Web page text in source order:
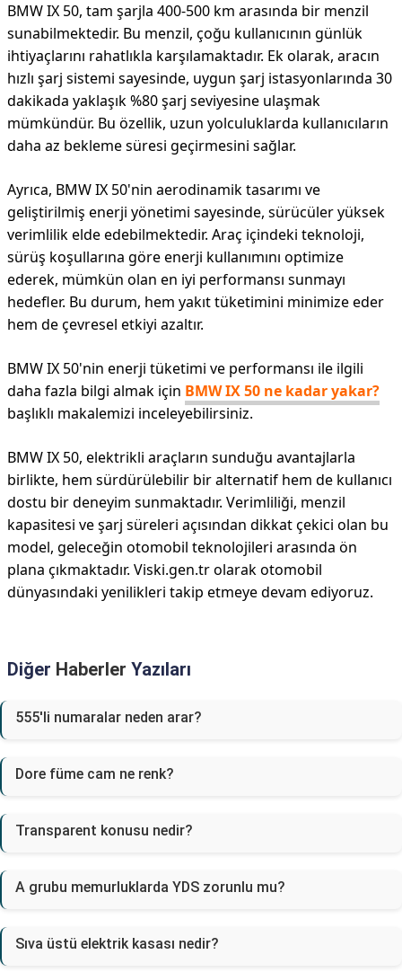
BMW IX 50, tam şarjla 400-500 km arasında bir menzil
sunabilmektedir. Bu menzil, çoğu kullanıcının günlük
ihtiyaçlarını rahatlıkla karşılamaktadır. Ek olarak, aracın
hızlı şarj sistemi sayesinde, uygun şarj istasyonlarında 30
dakikada yaklaşık %80 şarj seviyesine ulaşmak
mümkündür. Bu özellik, uzun yolculuklarda kullanıcıların
daha az bekleme süresi geçirmesini sağlar.
Ayrıca, BMW IX 50'nin aerodinamik tasarımı ve
geliştirilmiş enerji yönetimi sayesinde, sürücüler yüksek
verimlilik elde edebilmektedir. Araç içindeki teknoloji,
sürüş koşullarına göre enerji kullanımını optimize
ederek, mümkün olan en iyi performansı sunmayı
hedefler. Bu durum, hem yakıt tüketimini minimize eder
hem de çevresel etkiyi azaltır.
BMW IX 50'nin enerji tüketimi ve performansı ile ilgili
daha fazla bilgi almak için BMW IX 50 ne kadar yakar?
başlıklı makalemizi inceleyebilirsiniz.
BMW IX 50, elektrikli araçların sunduğu avantajlarla
birlikte, hem sürdürülebilir bir alternatif hem de kullanıcı
dostu bir deneyim sunmaktadır. Verimliliği, menzil
kapasitesi ve şarj süreleri açısından dikkat çekici olan bu
model, geleceğin otomobil teknolojileri arasında ön
plana çıkmaktadır. Viski.gen.tr olarak otomobil
dünyasındaki yenilikleri takip etmeye devam ediyoruz.
Diğer Haberler Yazıları
555'li numaralar neden arar?
Dore füme cam ne renk?
Transparent konusu nedir?
A grubu memurluklarda YDS zorunlu mu?
Sıva üstü elektrik kasası nedir?